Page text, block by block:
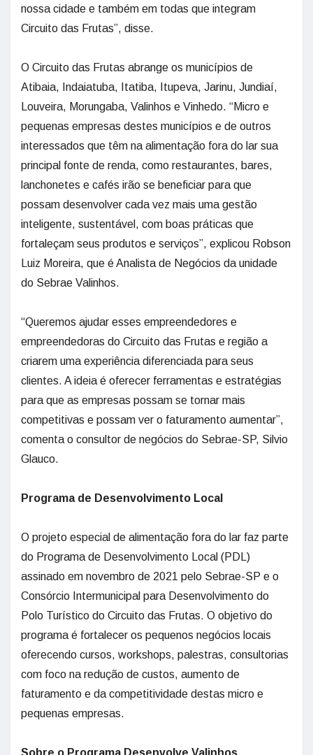
nossa cidade e também em todas que integram
Circuito das Frutas”, disse.
O Circuito das Frutas abrange os municípios de
Atibaia, Indaiatuba, Itatiba, Itupeva, Jarinu, Jundiaí,
Louveira, Morungaba, Valinhos e Vinhedo. “Micro e
pequenas empresas destes municípios e de outros
interessados que têm na alimentação fora do lar sua
principal fonte de renda, como restaurantes, bares,
lanchonetes e cafés irão se beneficiar para que
possam desenvolver cada vez mais uma gestão
inteligente, sustentável, com boas práticas que
fortaleçam seus produtos e serviços”, explicou Robson
Luiz Moreira, que é Analista de Negócios da unidade
do Sebrae Valinhos.
“Queremos ajudar esses empreendedores e
empreendedoras do Circuito das Frutas e região a
criarem uma experiência diferenciada para seus
clientes. A ideia é oferecer ferramentas e estratégias
para que as empresas possam se tornar mais
competitivas e possam ver o faturamento aumentar”,
comenta o consultor de negócios do Sebrae-SP, Silvio
Glauco.
Programa de Desenvolvimento Local
O projeto especial de alimentação fora do lar faz parte
do Programa de Desenvolvimento Local (PDL)
assinado em novembro de 2021 pelo Sebrae-SP e o
Consórcio Intermunicipal para Desenvolvimento do
Polo Turístico do Circuito das Frutas. O objetivo do
programa é fortalecer os pequenos negócios locais
oferecendo cursos, workshops, palestras, consultorias
com foco na redução de custos, aumento de
faturamento e da competitividade destas micro e
pequenas empresas.
Sobre o Programa Desenvolve Valinhos